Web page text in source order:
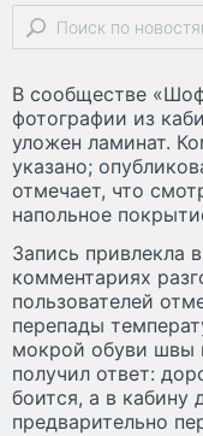
В сообществе
фотографии из
уложен ламинат.
указано;
отмечает, что
напольное
Запись привлекла
комментариях
пользователей
перепады
мокрой обуви швы
получил ответ:
боится, а в кабину
предварительно